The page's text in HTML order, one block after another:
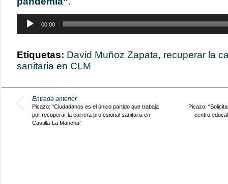
Reproductor
audio
00:00
Etiquetas: David Muñoz Zapata, recuperar la
sanitaria en CLM
Entrada anterior
Picazo: “Ciudadanos es el único partido que trabaja
por recuperar la carrera profesional sanitaria en
Castilla-La Mancha”
Picazo:
centro